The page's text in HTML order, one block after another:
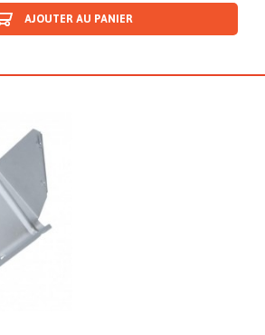
AJOUTER AU PANIER